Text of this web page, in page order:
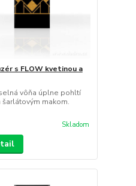
s FLOW kvetinou a
vôňa úplne pohltí
makom.
Skladom